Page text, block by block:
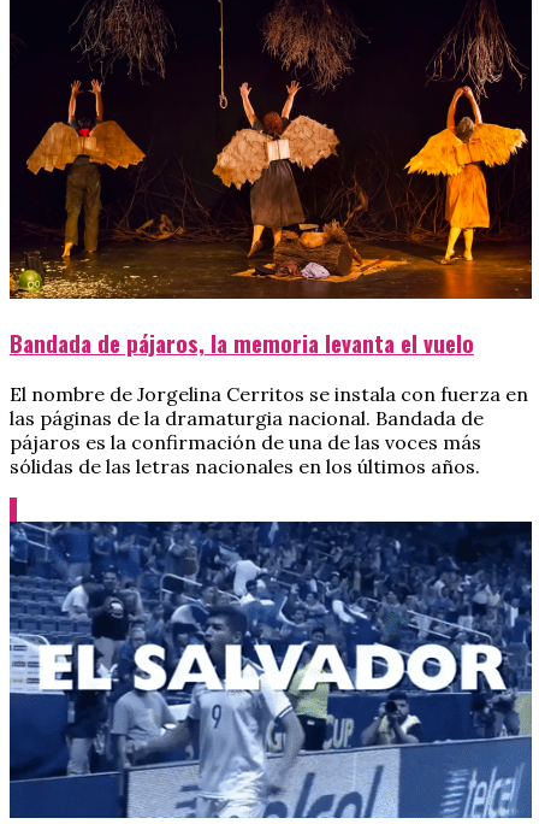
Bandada de pájaros, la memoria levanta el vuelo
El nombre de Jorgelina Cerritos se instala con fuerza en
las páginas de la dramaturgia nacional. Bandada de
pájaros es la confirmación de una de las voces más
sólidas de las letras nacionales en los últimos años.